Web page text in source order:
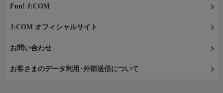
Fun! J:COM
J:COM オフィシャルサイト
お問い合わせ
お客さまのデータ利用･外部送信について